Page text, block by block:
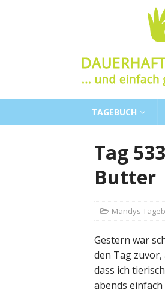
TAGEBUCH
Tag
Butter
Mandys
Gestern war
den Tag zuvor,
dass ich
abends